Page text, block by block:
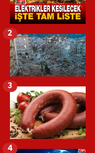
2
3
4